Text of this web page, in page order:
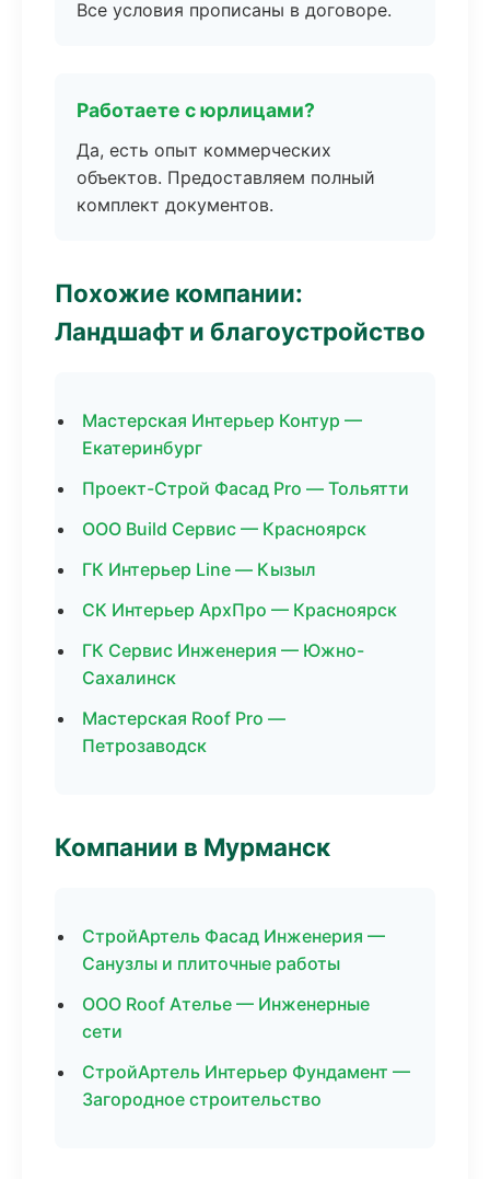
Все условия прописаны в договоре.
Работаете с юрлицами?
Да, есть опыт коммерческих
объектов. Предоставляем полный
комплект документов.
Похожие компании:
Ландшафт и благоустройство
Мастерская Интерьер Контур —
Екатеринбург
Проект-Строй Фасад Pro — Тольятти
ООО Build Сервис — Красноярск
ГК Интерьер Line — Кызыл
СК Интерьер АрхПро — Красноярск
ГК Сервис Инженерия — Южно-
Сахалинск
Мастерская Roof Pro —
Петрозаводск
Компании в Мурманск
СтройАртель Фасад Инженерия —
Санузлы и плиточные работы
ООО Roof Ателье — Инженерные
сети
СтройАртель Интерьер Фундамент —
Загородное строительство